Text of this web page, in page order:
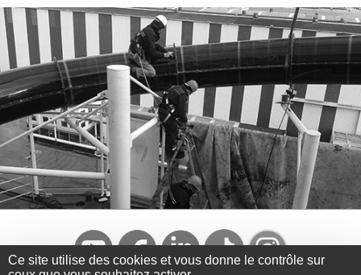
Ce site utilise des cookies et vous donne le contrôle sur